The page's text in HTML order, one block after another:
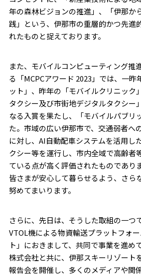
年の森林ビジョンの推進」、「伊那か
践」という、伊那市の重層的かつ先進
れたものと捉えております。
また、モバイルコンピューティング推
る「MCPCアワード 2023」では、一昨
ット」、昨年の「モバイルクリニック
タクシー及び市街地デジタルタクシー
なる入賞を果たし、「モバイルパブリ
た。市域の広い伊那市で、交通弱者へ
に対し、AI自動配車システムを活用し
クシー等を運行し、市内全域で高齢者
ている点が高く評価されたものであり
皆さまが安心して暮らせるよう、さら
努めてまいります。
さらに、先日は、そうした取組の一つ
VTOL機による物資輸送プラットフォ
ト」におきまして、共同で事業を進め
株式会社と共に、伊那スキーリゾート
報告会を開催し、多くのメディアや関